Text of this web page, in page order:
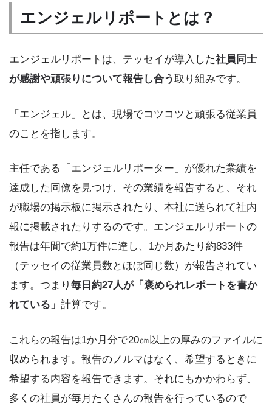
エンジェルリポートとは？
エンジェルリポートは、テッセイが導入した社員同士
が感謝や頑張りについて報告し合う取り組みです。
「エンジェル」とは、現場でコツコツと頑張る従業員
のことを指します。
主任である「エンジェルリポーター」が優れた業績を
達成した同僚を見つけ、その業績を報告すると、それ
が職場の掲示板に掲示されたり、本社に送られて社内
報に掲載されたりするのです。エンジェルリポートの
報告は年間で約1万件に達し、1か月あたり約833件
（テッセイの従業員数とほぼ同じ数）が報告されてい
ます。つまり 毎日約27人が「褒められレポートを書か
れている」 計算です。
これらの報告は1か月分で20㎝以上の厚みのファイルに
収められます。報告のノルマはなく、希望するときに
希望する内容を報告できます。それにもかかわらず、
多くの社員が毎月たくさんの報告を行っているので